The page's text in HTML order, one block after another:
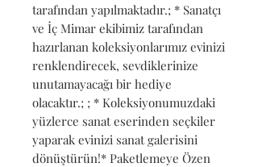
tarafından yapılmaktadır.; * Sanatçı
ve İç Mimar ekibimiz tarafından
hazırlanan koleksiyonlarımız evinizi
renklendirecek, sevdiklerinize
unutamayacağı bir hediye
olacaktır.; ; * Koleksiyonumuzdaki
yüzlerce sanat eserinden seçkiler
yaparak evinizi sanat galerisini
dönüştürün!* Paketlemeye Özen